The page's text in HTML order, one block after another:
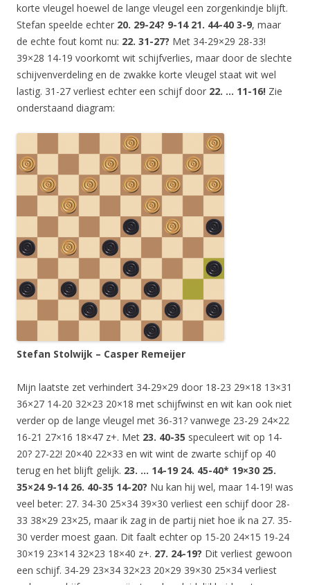
korte vleugel hoewel de lange vleugel een zorgenkindje blijft.
Stefan speelde echter 20. 29-24? 9-14 21. 44-40 3-9, maar
de echte fout komt nu: 22. 31-27? Met 34-29×29 28-33!
39×28 14-19 voorkomt wit schijfverlies, maar door de slechte
schijvenverdeling en de zwakke korte vleugel staat wit wel
lastig. 31-27 verliest echter een schijf door 22. … 11-16! Zie
onderstaand diagram:
Stefan Stolwijk – Casper Remeijer
Mijn laatste zet verhindert 34-29×29 door 18-23 29×18 13×31
36×27 14-20 32×23 20×18 met schijfwinst en wit kan ook niet
verder op de lange vleugel met 36-31? vanwege 23-29 24×22
16-21 27×16 18×47 z+. Met 23. 40-35 speculeert wit op 14-
20? 27-22! 20×40 22×33 en wit wint de zwarte schijf op 40
terug en het blijft gelijk. 23. … 14-19 24. 45-40* 19×30 25.
35×24 9-14 26. 40-35 14-20? Nu kan hij wel, maar 14-19! was
veel beter: 27. 34-30 25×34 39×30 verliest een schijf door 28-
33 38×29 23×25, maar ik zag in de partij niet hoe ik na 27. 35-
30 verder moest gaan. Dit faalt echter op 15-20 24×15 19-24
30×19 23×14 32×23 18×40 z+. 27. 24-19? Dit verliest gewoon
een schijf. 34-29 23×34 32×23 20×29 39×30 25×34 verliest